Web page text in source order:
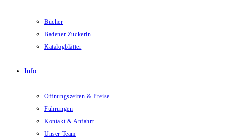
Bücher
Badener Zuckerln
Katalogblätter
Info
Öffnungszeiten & Preise
Führungen
Kontakt & Anfahrt
Unser Team